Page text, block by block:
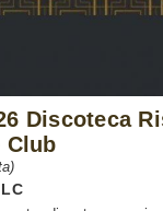
Discoteca
Club
LC